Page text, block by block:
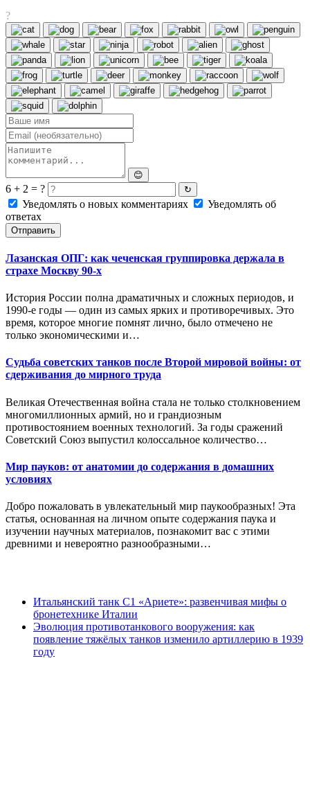
?
😊
6 + 2 = ? ↻
Уведомлять о новых комментариях
Уведомлять об
ответах
Отправить
Лазанская ОПГ: как чеченская группировка держала в
страхе Москву 90-х
История России полна драматичных и сложных периодов, и
1990-е годы — один из самых ярких и противоречивых. Это
время, которое многие помнят лично, было отмечено не
только экономическими и…
Судьба советских танков после Второй мировой войны: от
сдерживания до мирного труда
Великая Отечественная война стала не только столкновением
многомиллионных армий, но и грандиозным
противостоянием военных технологий. За годы сражений
Советский Союз выпустил колоссальное количество…
Мир пауков: от анатомии до содержания в домашних
условиях
Добро пожаловать в увлекательный мир паукообразных! Эта
статья, основанная на личном опыте содержания паука и
изучении научных материалов, познакомит вас с этими
древними и невероятно разнообразными…
Итальянский танк C1 «Ариете»: развенчивая мифы о
бронетехнике Италии
Эволюция противотанкового вооружения: как
появление тяжёлых танков изменило артиллерию в 1939
году